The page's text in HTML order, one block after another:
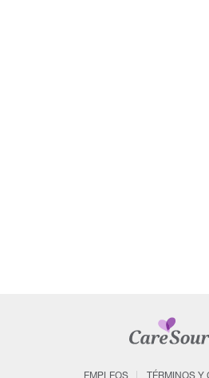
EMPLEOS TÉRMINOS Y